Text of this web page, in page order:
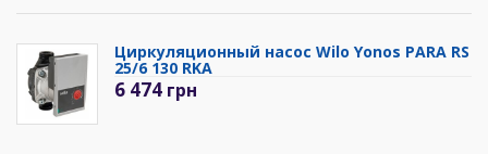
Циркуляционный насос Wilo Yonos PARA RS
25/6 130 RKA
6 474 грн